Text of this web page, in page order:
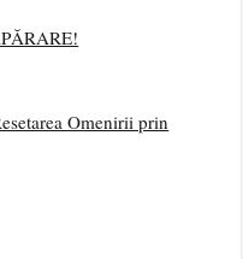
Omenirii prin